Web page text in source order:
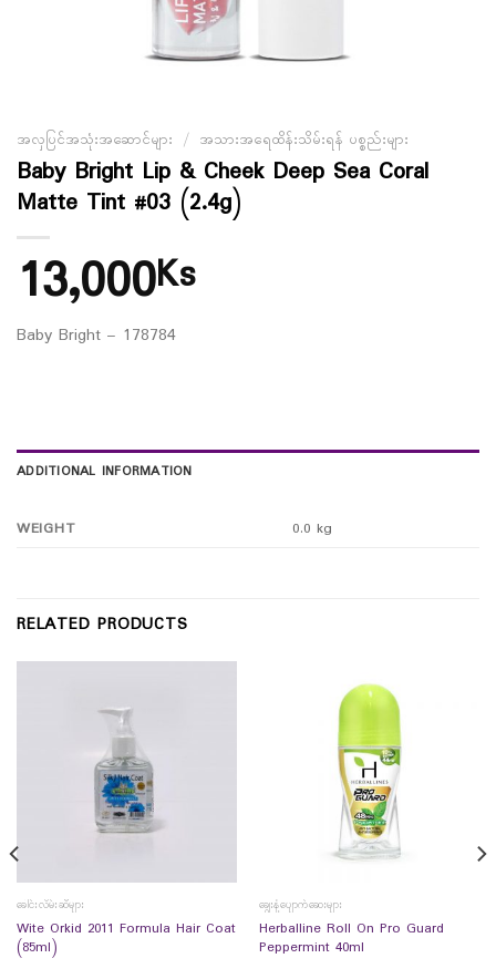
အလှပြင်အသုံးအဆောင်များ / အသားအရေထိန်းသိမ်းရန် ပစ္စည်းများ
Baby Bright Lip & Cheek Deep Sea Coral
Matte Tint #03 (2.4g)
13,000Ks
Baby Bright – 178784
ADDITIONAL INFORMATION
WEIGHT 0.0 kg
RELATED PRODUCTS
ခေါင်းလိမ်းဆီများ
Wite Orkid 2011 Formula Hair Coat
(85ml)
ချွေးနံ့ပျောက်ဆေးများ
Herballine Roll On Pro Guard
Peppermint 40ml